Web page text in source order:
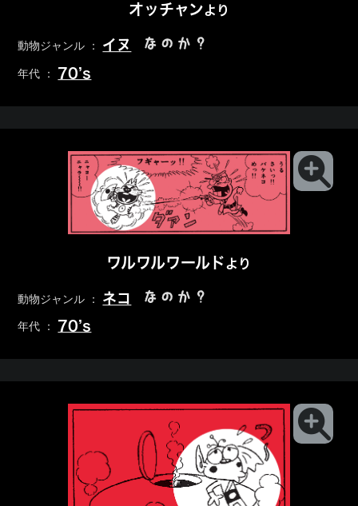
オッチャンより
動物ジャンル ： イヌ なのか？
年代 ： 70’s
ワルワルワールドより
動物ジャンル ： ネコ なのか？
年代 ： 70’s